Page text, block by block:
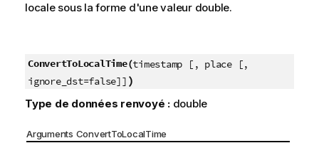
locale sous la forme d'une valeur double.
ConvertToLocalTime(timestamp [, place [,
ignore_dst=false]] )
Type de données renvoyé :double
Arguments ConvertToLocalTime